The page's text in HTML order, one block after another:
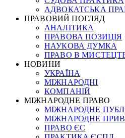
АДВОКАТСЬКА
ПРАВОВИЙ ПОГЛЯД
АНАЛІТИКА
ПРАВОВА ПОЗИЦІЯ
НАУКОВА ДУМКА
ПРАВО В
НОВИНИ
УКРАЇНА
МІЖНАРОДНІ
КОМПАНІЙ
МІЖНАРОДНЕ ПРАВО
МІЖНАРОДНЕ
МІЖНАРОДНЕ
ПРАВО ЄС